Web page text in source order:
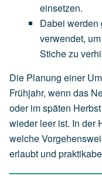
einsetzen.
Dabei werden
verwendet, um
Stichezu
Die Planung einer
Frühjahr, wenn das
oder im späten
wieder leer ist. In der
welche
erlaubt und